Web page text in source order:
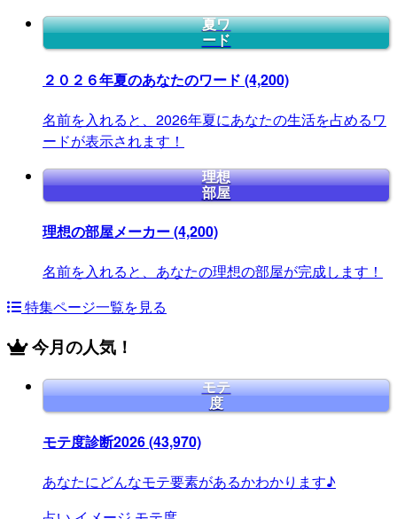
夏ワ
ード
２０２６年夏のあなたのワード (4,200)
名前を入れると、2026年夏にあなたの生活を占めるワ
ードが表示されます！
理想
部屋
理想の部屋メーカー(4,200)
名前を入れると、あなたの理想の部屋が完成します！
特集ページ一覧を見る
今月の人気！
モテ
度
モテ度診断2026(43,970)
あなたにどんなモテ要素があるかわかります♪